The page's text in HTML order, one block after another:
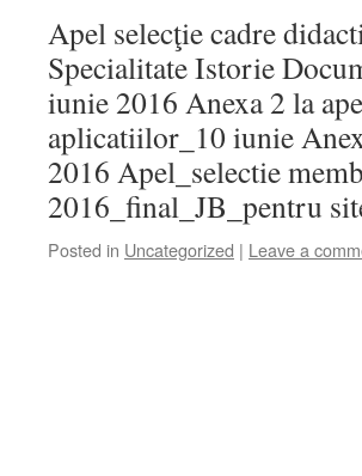
Apel selecţie cadre
Specialitate Istorie
iunie 2016 Anexa 2 la
aplicatiilor_10 iunie
2016 Apel_selectie
2016_final_JB_pentru
Posted in Uncategorized | Leave a